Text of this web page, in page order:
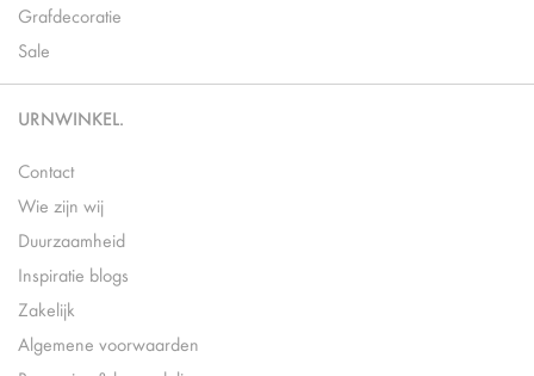
Grafdecoratie
Sale
URNWINKEL.
Contact
Wie zijn wij
Duurzaamheid
Inspiratie blogs
Zakelijk
Algemene voorwaarden